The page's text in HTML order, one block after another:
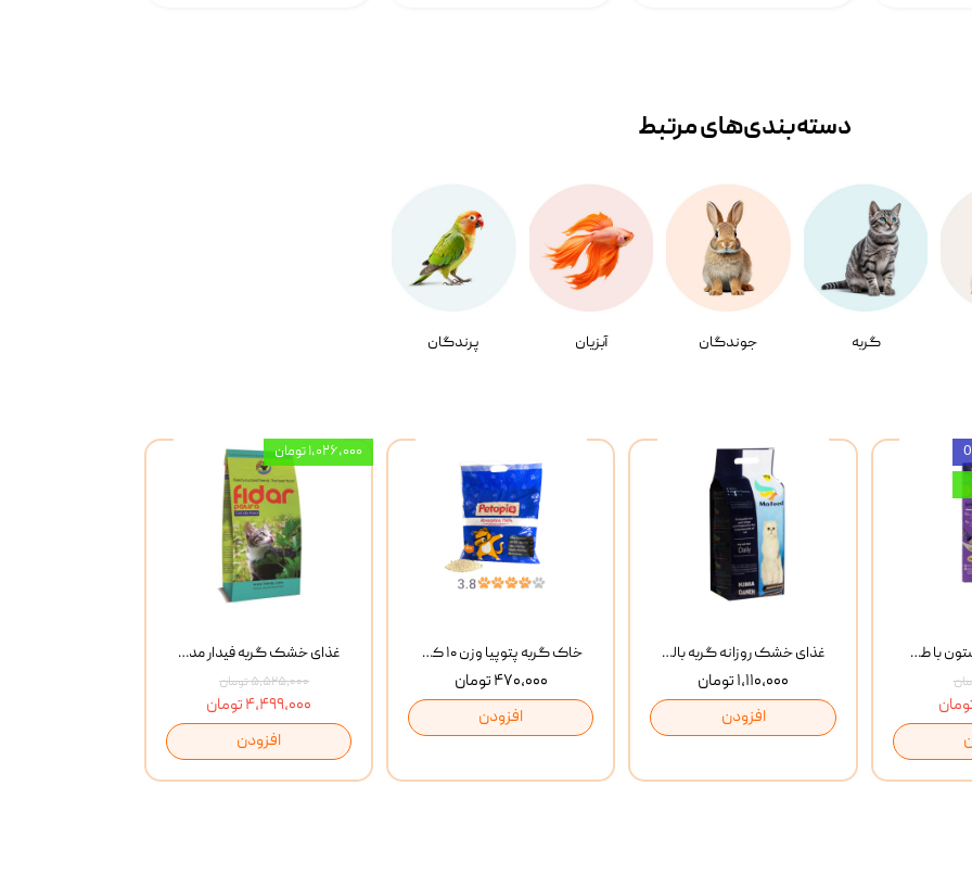
گربه جوندگان آبزیان پرندگان
دسته‌بندی‌‌های مرتبط
غذای خشک گربه فیدار مدل Adult وزن 10 کیلوگرم
۵,۵۲۵,۰۰۰ تومان
۴,۴۹۹,۰۰۰ تومان
افزودن
۱,۰۲۶,۰۰۰ تومان
خاک گربه پتوپیا وزن ۱۰ کیلوگرم
۴۷۰,۰۰۰ تومان
افزودن
غذای خشک روزانه گربه بالغ مفید MoFeed Adult Daily Cat Food وزن 2 کیلوگرم
۱,۱۱۰,۰۰۰ تومان
افزودن
بستنی گربه وینستون با طعم مرغ و ماهی Winstone Chicken & Fish بسته 8 عددی